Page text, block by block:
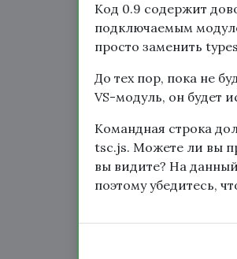
Код 0.9 содержит
подключаемым
просто заменить
До тех пор, пока не
VS-модуль, он будет
Командная строка
tsc.js. Можете ли вы
вы видите? На
поэтому убедитесь,